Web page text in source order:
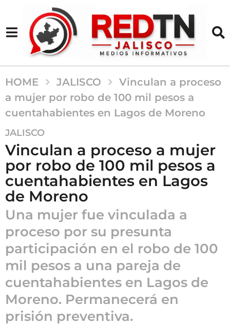
HOME JALISCO
Vinculan a proceso
a mujer por robo de 100 mil pesos a
cuentahabientes en Lagos de Moreno
2
m
e
s
e
s
a
g
o
2
m
e
s
e
s
a
JALISCO
Vinculan a proceso a mujer
por robo de 100 mil pesos a
cuentahabientes en Lagos
de Moreno
Una mujer fue vinculada a
proceso por su presunta
participación en el robo de 100
mil pesos a una pareja de
cuentahabientes en Lagos de
Moreno. Permanecerá en
prisión preventiva.